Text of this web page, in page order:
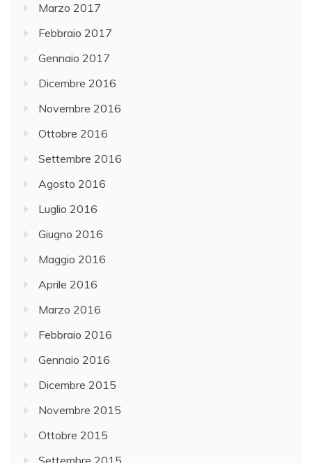
Marzo 2017
Febbraio 2017
Gennaio 2017
Dicembre 2016
Novembre 2016
Ottobre 2016
Settembre 2016
Agosto 2016
Luglio 2016
Giugno 2016
Maggio 2016
Aprile 2016
Marzo 2016
Febbraio 2016
Gennaio 2016
Dicembre 2015
Novembre 2015
Ottobre 2015